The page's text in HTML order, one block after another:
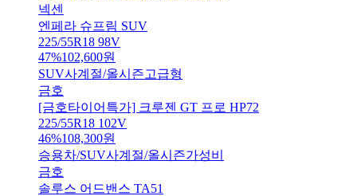
넥센
엔페라 슈프림 SUV
225/55R18 98V
47%102,600원
SUV사계절/올시즌고급형
금호
[금호타이어특가] 크루젠 GT 프로 HP72
225/55R18 102V
46%108,300원
승용차/SUV사계절/올시즌가성비
금호
솔루스 어드밴스 TA51